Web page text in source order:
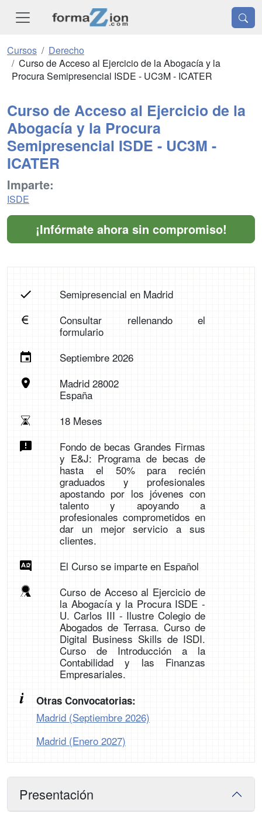
Cursos
Derecho
Curso de Acceso al Ejercicio de la Abogacía y la
Procura Semipresencial ISDE - UC3M - ICATER
Curso de Acceso al Ejercicio de la
Abogacía y la Procura
Semipresencial ISDE - UC3M -
ICATER
Imparte:
ISDE
¡Infórmate ahora sin compromiso!
Semipresencial en Madrid
Consultar rellenando el
formulario
Septiembre 2026
Madrid 28002
España
18 Meses
Fondo de becas Grandes Firmas
y E&J: Programa de becas de
hasta el 50% para recién
graduados y profesionales
apostando por los jóvenes con
talento y apoyando a
profesionales comprometidos en
dar un mejor servicio a sus
clientes.
El Curso se imparte en Español
Curso de Acceso al Ejercicio de
la Abogacía y la Procura ISDE -
U. Carlos III - Ilustre Colegio de
Abogados de Terrasa. Curso de
Digital Business Skills de ISDI.
Curso de Introducción a la
Contabilidad y las Finanzas
Empresariales.
Otras Convocatorias:
Madrid (Septiembre 2026)
Madrid (Enero 2027)
Presentación